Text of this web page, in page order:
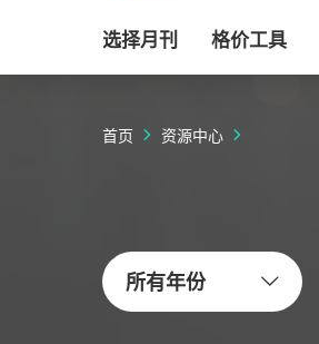
选择月刊 格价工具
首页 资源中心
所有年份